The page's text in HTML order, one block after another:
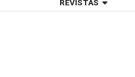
REVISTAS